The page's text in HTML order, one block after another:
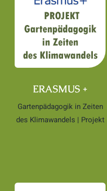
ERASMUS +
Gartenpädagogik in Zeiten
des Klimawandels | Projekt